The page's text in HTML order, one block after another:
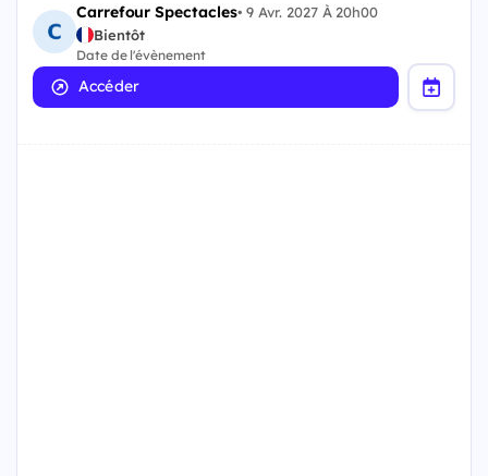
Carrefour Spectacles•9 Avr. 2027 À 20h00
Bientôt
Date de l'évènement
Accéder